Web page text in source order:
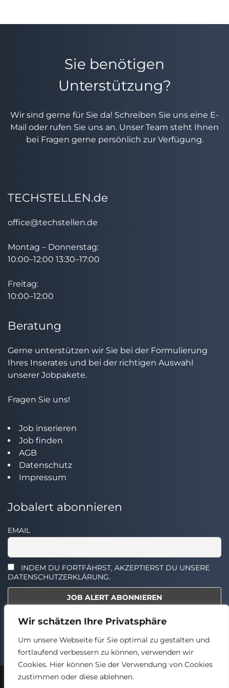
Wir schätzen Ihre Privatsphäre
Um unsere Webseite für Sie optimal zu gestalten und
fortlaufend verbessern zu können, verwenden wir
Cookies. Hier können Sie der Verwendung von Cookies
zustimmen oder diese ablehnen.
Sie benötigen
Unterstützung?
Wir sind gerne für Sie da! Schreiben Sie uns eine E-
Mail oder rufen Sie uns an. Unser Team steht Ihnen
bei Fragen gerne persönlich zur Verfügung.
TECHSTELLEN.de
office@techstellen.de
Montag – Donnerstag:
10:00–12:00 13:30–17:00
Freitag:
10:00–12:00
Beratung
Gerne unterstützen wir Sie bei der Formulierung
Ihres Inserates und bei der richtigen Auswahl
unserer Jobpakete.
Fragen Sie uns!
Job inserieren
Job finden
AGB
Datenschutz
Impressum
Jobalert abonnieren
EMAIL
INDEM DU FORTFÄHRST, AKZEPTIERST DU UNSERE
DATENSCHUTZERKLÄRUNG.
Select the widget you want to show.